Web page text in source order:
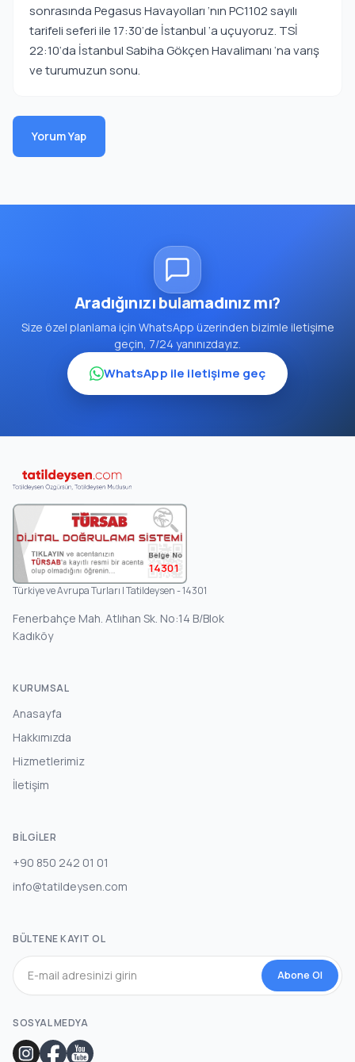
sonrasında Pegasus Havayolları ‘nın PC1102 sayılı
tarifeli seferi ile 17:30‘de İstanbul ‘a uçuyoruz. TSİ
22:10‘da İstanbul Sabiha Gökçen Havalimanı ‘na varış
ve turumuzun sonu.
Yorum Yap
Aradığınızı bulamadınız mı?
Size özel planlama için WhatsApp üzerinden bizimle iletişime
geçin, 7/24 yanınızdayız.
WhatsApp ile iletişime geç
14301
Türkiye ve Avrupa Turları | Tatildeysen - 14301
Fenerbahçe Mah. Atlıhan Sk. No:14 B/Blok
Kadıköy
KURUMSAL
Anasayfa
Hakkımızda
Hizmetlerimiz
İletişim
BILGILER
+90 850 242 01 01
info@tatildeysen.com
BÜLTENE KAYIT OL
Abone Ol
SOSYAL MEDYA